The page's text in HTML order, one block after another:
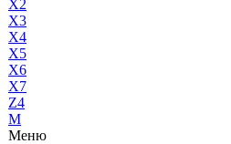
X2
X3
X4
X5
X6
X7
Z4
М
Меню